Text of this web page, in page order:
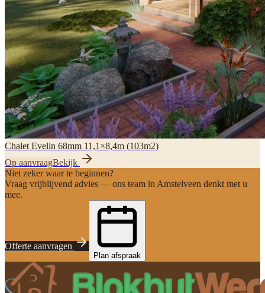
Chalet Evelin 68mm 11,1×8,4m (103m2)
Op aanvraagBekijk
Niet zeker waar te beginnen?
Vraag vrijblijvend advies — ons team in Amstelveen denkt met u
mee.
Offerte aanvragen
Plan afspraak